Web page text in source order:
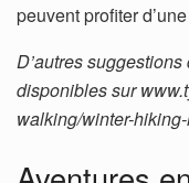
peuvent profiter
D’autres
disponibles sur
walking/winter-